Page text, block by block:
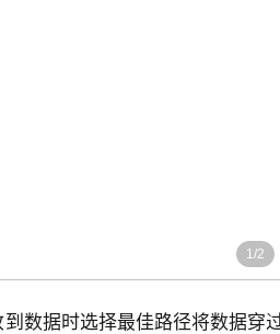
1/2
数据时选择最佳路径将数据穿